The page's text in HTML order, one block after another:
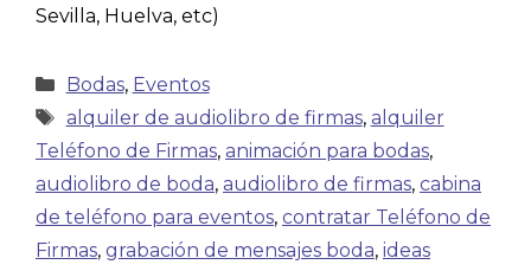
Sevilla, Huelva, etc)
Bodas, Eventos
alquiler de audiolibro de firmas, alquiler
Teléfono de Firmas, animación para bodas,
audiolibro de boda, audiolibro de firmas, cabina
de teléfono para eventos, contratar Teléfono de
Firmas, grabación de mensajes boda, ideas